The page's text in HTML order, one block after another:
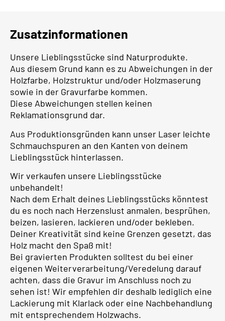
Zusatzinformationen
Unsere Lieblingsstücke sind Naturprodukte.
Aus diesem Grund kann es zu Abweichungen in der
Holzfarbe, Holzstruktur und/oder Holzmaserung
sowie in der Gravurfarbe kommen.
Diese Abweichungen stellen keinen
Reklamationsgrund dar.
Aus Produktionsgründen kann unser Laser leichte
Schmauchspuren an den Kanten von deinem
Lieblingsstück hinterlassen.
Wir verkaufen unsere Lieblingsstücke
unbehandelt!
Nach dem Erhalt deines Lieblingsstücks könntest
du es noch nach Herzenslust anmalen, besprühen,
beizen, lasieren, lackieren und/oder bekleben.
Deiner Kreativität sind keine Grenzen gesetzt, das
Holz macht den Spaß mit!
Bei gravierten Produkten solltest du bei einer
eigenen Weiterverarbeitung/Veredelung darauf
achten, dass die Gravur im Anschluss noch zu
sehen ist! Wir empfehlen dir deshalb lediglich eine
Lackierung mit Klarlack oder eine Nachbehandlung
mit entsprechendem Holzwachs.